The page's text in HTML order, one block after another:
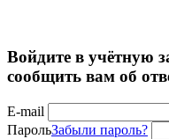
Войдите в учётную
сообщить вам об
E-mail
ПарольЗабыли пароль?